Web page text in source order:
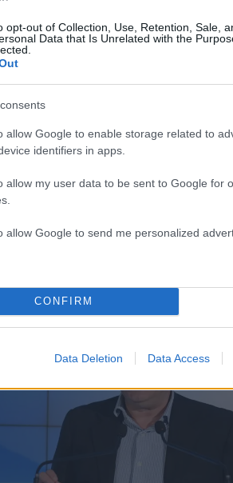
opt-out of Collection, Use, Retention, Sale,
Data that Is Unrelated with the
allow Google to enable storage related to
identifiers in apps.
allow my user data to be sent to Google for
allow Google to send me personalized
CONFIRM
Data Deletion Data Access
Σύμβουλος της
«Εδώ και χρόνια, η Υγεία
την Εταιρική Υπευθυνότητα. Με
«Μεταξά» και τις
το Allwyn Care καθίσταται
και εθνικό χαρακτήρα.
απλό και ουσιαστικό: Η
για όλους».